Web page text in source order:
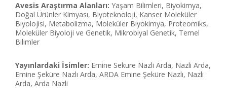
Avesis Araştırma Alanları: Yaşam Bilimleri, Biyokimya,
Doğal Ürünler Kimyası, Biyoteknoloji, Kanser Moleküler
Biyolojisi, Metabolizma, Moleküler Biyokimya, Proteomiks,
Moleküler Biyoloji ve Genetik, Mikrobiyal Genetik, Temel
Bilimler
Yayınlardaki İsimler: Emine Sekure Nazli Arda, Nazli Arda,
Emine Şeküre Nazlı Arda, ARDA Emine Şeküre Nazlı, Nazlı
Arda, Arda Nazli